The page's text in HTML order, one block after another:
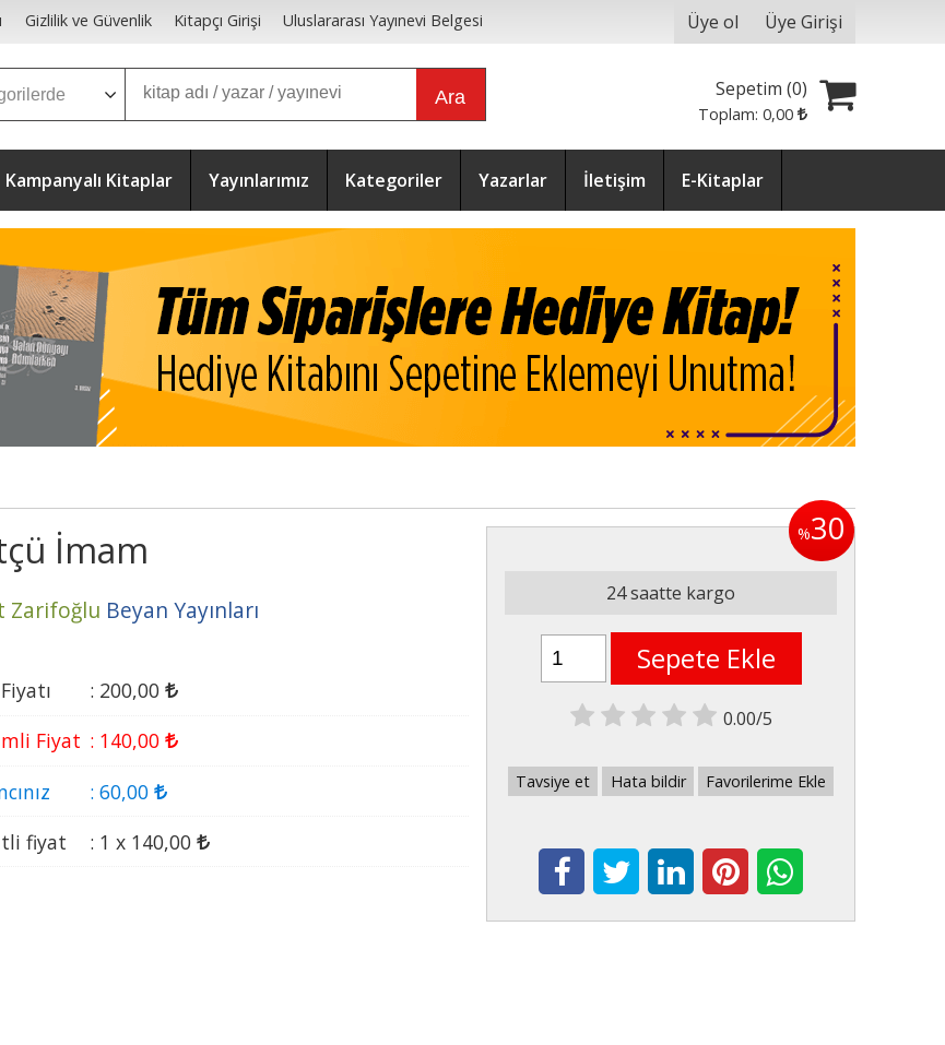
Gizlilik ve Güvenlik Kitapçı Girişi Uluslararası Yayınevi Belgesi Üye ol Üye Girişi
Ara Sepetim (0)
Toplam:0,00
Kampanyalı Kitaplar Yayınlarımız Kategoriler Yazarlar İletişim E-Kitaplar
İmam
Zarifoğlu Beyan Yayınları
: 200,00
Fiyat : 140,00
: 60,00
fiyat
: 1 x 140,00
%30
24 saatte kargo
Sepete Ekle
0.00/5
Tavsiye et Hata bildir Favorilerime Ekle